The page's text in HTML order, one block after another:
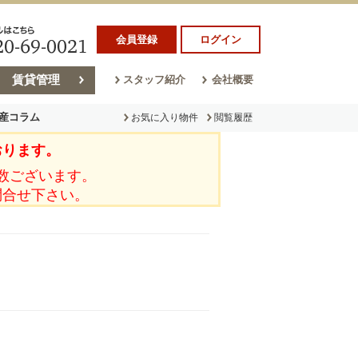
会員登録 ログイン
賃貸管理 スタッフ紹介 会社概要
コラム
ム
お気に入り物件 閲覧履歴
ます。
ざいます。
せ下さい。